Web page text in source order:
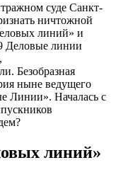
суде Санкт-
ничтожной
линий» и
Деловые линии
Безобразная
ныне ведущего
Линии». Началась с
линий»